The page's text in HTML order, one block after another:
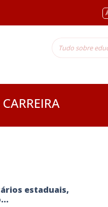
CARREIRA
estaduais,